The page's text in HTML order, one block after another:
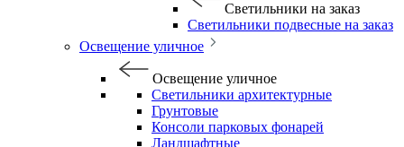
Светильники на заказ
Светильники подвесные на заказ
Освещение уличное
Освещение уличное
Светильники архитектурные
Грунтовые
Консоли парковых фонарей
Ландшафтные